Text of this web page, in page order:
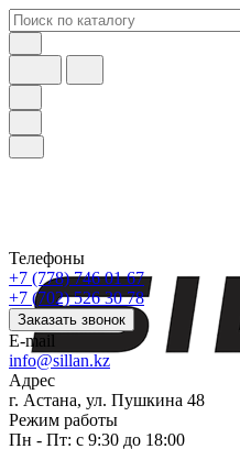
Телефоны
+7 (778) 746 01 67
+7 (702) 526 30 78
Заказать звонок
E-mail
info@sillan.kz
Адрес
г. Астана, ул. Пушкина 48
Режим работы
Пн - Пт: с 9:30 до 18:00